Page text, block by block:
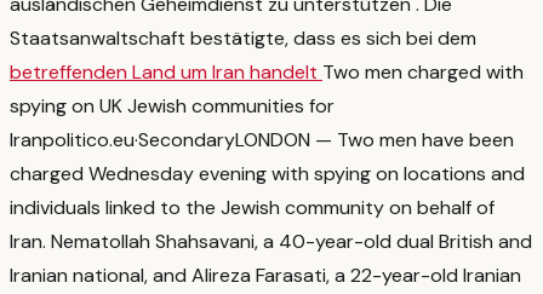
Staatsanwaltschaft bestätigte, dass es sich bei dem
betreffenden Land um Iran handelt Two men charged with
spying on UK Jewish communities for
Iranpolitico.eu·SecondaryLONDON — Two men have been
charged Wednesday evening with spying on locations and
individuals linked to the Jewish community on behalf of
Iran. Nematollah Shahsavani, a 40-year-old dual British and
Iranian national, and Alireza Farasati, a 22-year-old Iranian